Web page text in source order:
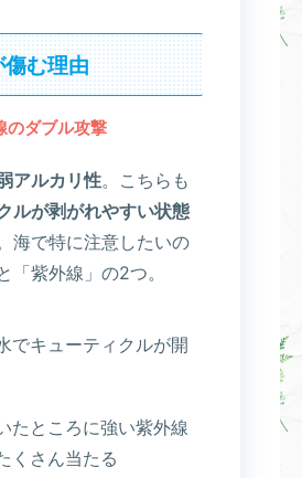
む理由
のダブル攻撃
アルカリ性。こちらも
ルが剥がれやすい状態
海で特に注意したいの
「紫外線」の2つ。
でキューティクルが開
たところに強い紫外線
くさん当たる